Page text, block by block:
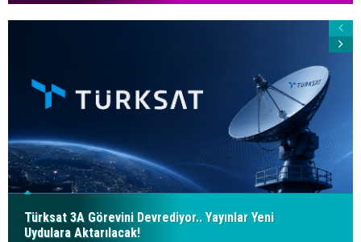
Türksat 3A Görevini Devrediyor.. Yayınlar Yeni
Uydulara Aktarılacak!